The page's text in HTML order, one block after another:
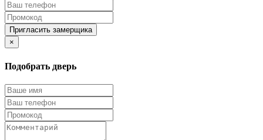
Пригласить замерщика
×
Подобрать дверь